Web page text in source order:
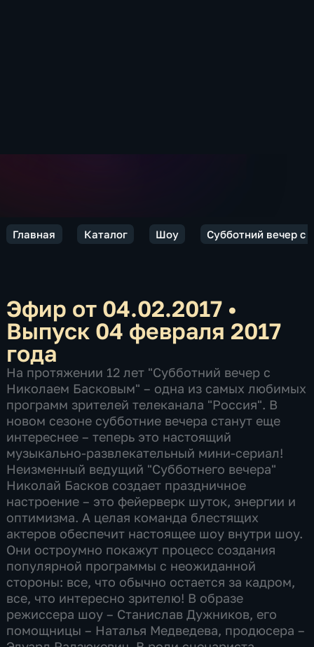
Главная Каталог Шоу Субботний вечер с
Эфир от 04.02.2017 •
Выпуск 04 февраля 2017
года
На протяжении 12 лет "Субботний вечер с
Николаем Басковым" – одна из самых любимых
программ зрителей телеканала "Россия". В
новом сезоне субботние вечера станут еще
интереснее – теперь это настоящий
музыкально-развлекательный мини-сериал!
Неизменный ведущий "Субботнего вечера"
Николай Басков создает праздничное
настроение – это фейерверк шуток, энергии и
оптимизма. А целая команда блестящих
актеров обеспечит настоящее шоу внутри шоу.
Они остроумно покажут процесс создания
популярной программы с неожиданной
стороны: все, что обычно остается за кадром,
все, что интересно зрителю! В образе
режиссера шоу – Станислав Дужников, его
помощницы – Наталья Медведева, продюсера –